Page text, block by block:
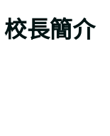
校長簡介